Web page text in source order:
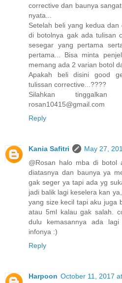
corrective dan baunya
nyata...
Setelah beli yang kedua
di botolnya gak ada tulisan
sesegar yang pertama
pertama... Bisa minta
memang ada 2 varian botol
Apakah beli disini good
tulissan corrective...????
Silahkan
rosan10415@gmail.com
Reply
Kania Safitri
May 27,
@Rosan halo mba di botol
diatasnya dan baunya ya
gak seger ya tapi ada yg
jadi balik lagi keselera kan
yang size kecil tapi aku juga
atau 5ml kalau gak salah.
dulu kemasannya ada
infonya :)
Reply
Harpoon October 11, 2017